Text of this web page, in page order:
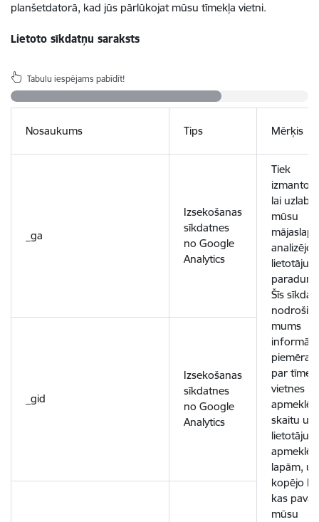
planšetdatorā, kad jūs pārlūkojat mūsu tīmekļa vietni.
Lietoto sīkdatņu saraksts
Tabulu iespējams pabīdīt!
Nosaukums Tips Mērķis
_ga
Izsekošanas
sīkdatnes
no Google
Analytics
Tiek
lai
mūsu
analizējot
lietotāju
Šīs
mums
par
vietnes
skaitu un
lietotāju
lapām, un
kopējo
kas
mūsu
_gid
Izsekošanas
sīkdatnes
no Google
Analytics